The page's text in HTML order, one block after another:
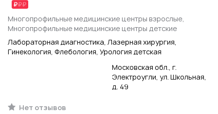
Многопрофильные медицинские центры взрослые,
Многопрофильные медицинские центры детские
Лабораторная диагностика, Лазерная хирургия,
Гинекология, Флебология, Урология детская
Московская обл., г.
Электроугли, ул. Школьная,
д. 49
Нет отзывов